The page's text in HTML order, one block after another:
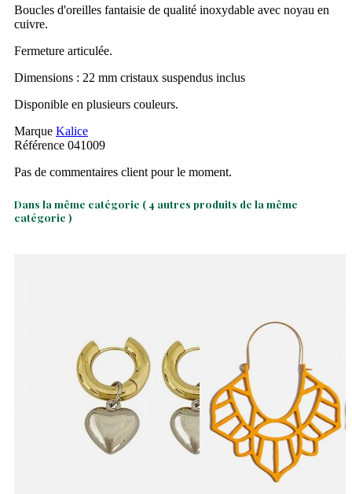
Boucles d'oreilles fantaisie de qualité inoxydable avec noyau en
cuivre.
Fermeture articulée.
Dimensions : 22 mm cristaux suspendus inclus
Disponible en plusieurs couleurs.
Marque Kalice
Référence 041009
Pas de commentaires client pour le moment.
Dans la même catégorie ( 4 autres produits de la même
catégorie )